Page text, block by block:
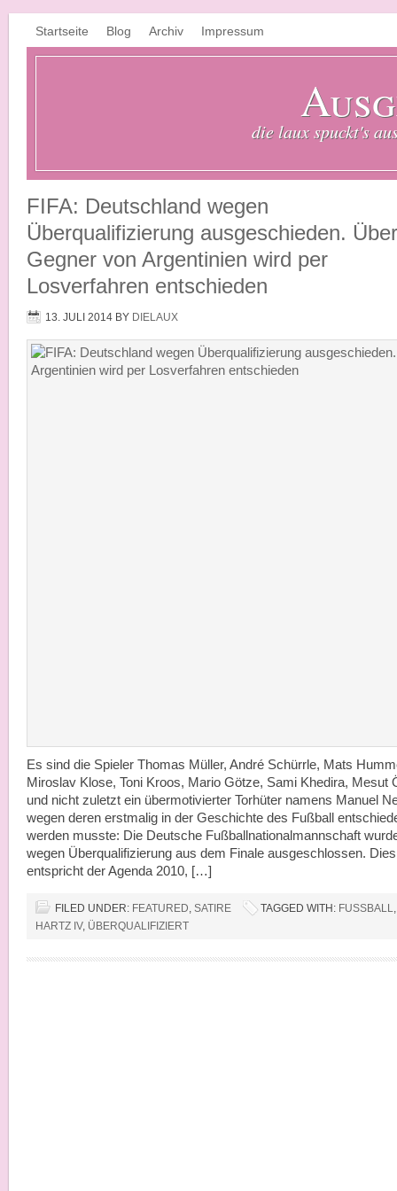
Startseite Blog Archiv Impressum
die laux spuckt's
FIFA: Deutschland wegen
Überqualifizierung ausgeschieden. Über
Gegner von Argentinien wird per
Losverfahren entschieden
13. JULI 2014 BY DIELAUX
Es sind die Spieler Thomas Müller, André Schürrle, Mats
Miroslav Klose, Toni Kroos, Mario Götze, Sami Khedira, Mesut
und nicht zuletzt ein übermotivierter Torhüter namens Manuel
wegen deren erstmalig in der Geschichte des Fußball
werden musste: Die Deutsche Fußballnationalmannschaft
wegen Überqualifizierung aus dem Finale ausgeschlossen. Dies
entspricht der Agenda 2010, […]
FILED UNDER: FEATURED, SATIRE TAGGED WITH: FUSSBALL ,
HARTZ IV, ÜBERQUALIFIZIERT